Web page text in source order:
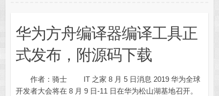
华为方舟编译器编译工具正
式发布，附源码下载
作者：骑士 IT 之家 8 月 5 日消息 2019 华为全球
开发者大会将在 8 月 9 日-11 日在华为松山湖基地召开。